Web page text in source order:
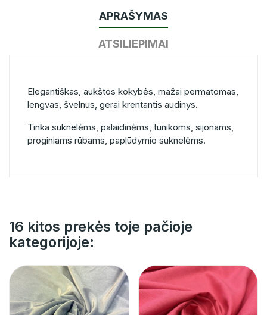
APRAŠYMAS
ATSILIEPIMAI
Elegantiškas, aukštos kokybės, mažai permatomas,
lengvas, švelnus, gerai krentantis audinys.
Tinka suknelėms, palaidinėms, tunikoms, sijonams,
proginiams rūbams, paplūdymio suknelėms.
16 kitos prekės toje pačioje
kategorijoje: